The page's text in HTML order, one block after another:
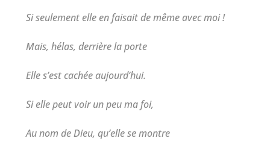
Si seulement elle en faisait de même avec moi !
Mais, hélas, derrière la porte
Elle s’est cachée aujourd’hui.
Si elle peut voir un peu ma foi,
Au nom de Dieu, qu’elle se montre